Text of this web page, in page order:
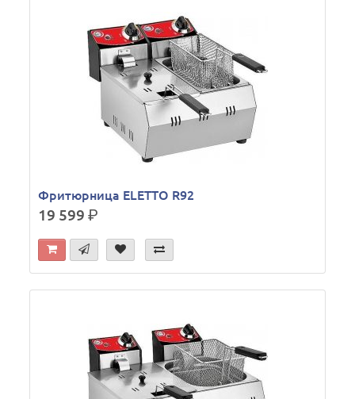
Фритюрница ELETTO R92
19 599р.